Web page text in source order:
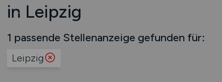
in Leipzig
1 passende Stellenanzeige gefunden für:
Leipzig